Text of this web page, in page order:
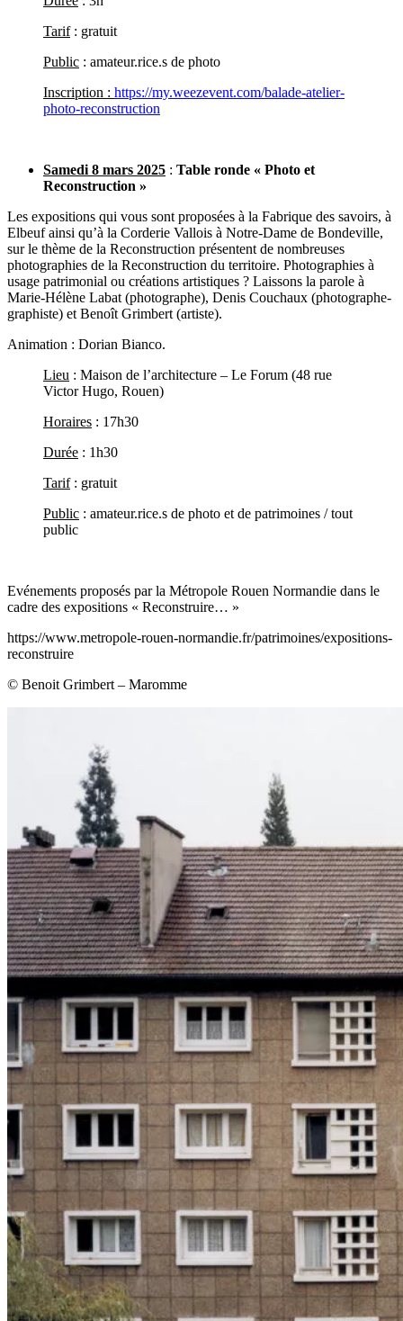
Tarif: gratuit
Public : amateur.rice.s de photo
Inscription : https://my.weezevent.com/balade-atelier-
photo-reconstruction
Samedi 8 mars 2025 : Table ronde « Photo et
Reconstruction »
Les expositions qui vous sont proposées à la Fabrique des savoirs, à
Elbeuf ainsi qu’à la Corderie Vallois à Notre-Dame de Bondeville,
sur le thème de la Reconstruction présentent de nombreuses
photographies de la Reconstruction du territoire. Photographies à
usage patrimonial ou créations artistiques ? Laissons la parole à
Marie-Hélène Labat (photographe), Denis Couchaux (photographe-
graphiste) et Benoît Grimbert (artiste).
Animation : Dorian Bianco.
Lieu : Maison de l’architecture – Le Forum (48 rue
Victor Hugo, Rouen)
Horaires : 17h30
Durée : 1h30
Tarif: gratuit
Public : amateur.rice.s de photo et de patrimoines / tout
public
Evénements proposés par la Métropole Rouen Normandie dans le
cadre des expositions « Reconstruire… »
https://www.metropole-rouen-normandie.fr/patrimoines/expositions-
reconstruire
© Benoit Grimbert – Maromme